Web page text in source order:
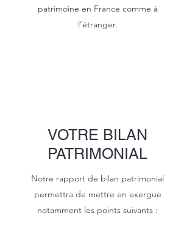
patrimoine en France comme à
l’étranger.
VOTRE BILAN
PATRIMONIAL
Notre rapport de bilan patrimonial
permettra de mettre en exergue
notamment les points suivants :